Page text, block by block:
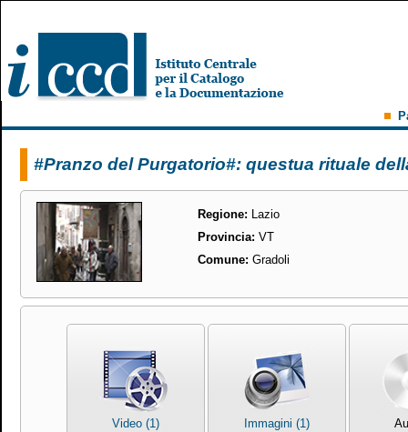
#Pranzo del Purgatorio#: questua rituale
Regione: Lazio
Provincia: VT
Comune: Gradoli
Video (1) Immagini (1)